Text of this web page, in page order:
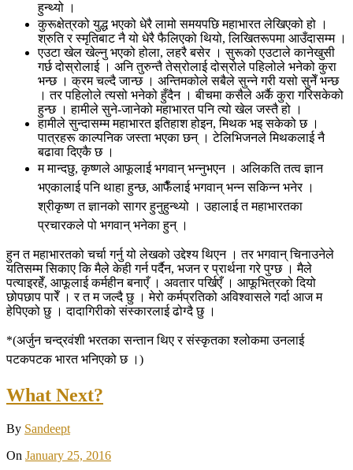
हुन्थ्यो ।
कुरूक्षेत्रको युद्ध भएको धेरै लामो समयपछि महाभारत लेखिएको हो ।
श्रुति र स्मृतिबाट नै यो धेरै फैलिएको थियो, लिखितरूपमा आउँदासम्म ।
एउटा खेल खेल्नु भएको होला, लहरै बसेर । सुरूको एउटाले कानेखुसी
गर्छ दोस्रोलाई । अनि तुरुन्तै तेस्रोलाई दोस्रोले पहिलोले भनेको कुरा
भन्छ । क्रम चल्दै जान्छ । अन्तिमकोले सबैले सुन्ने गरी यसो सुनेँ भन्छ
। तर पहिलोले त्यसो भनेको हुँदैन । बीचमा कसैले अर्कै कुरा गरिसकेको
हुन्छ । हामीले सुने-जानेको महाभारत पनि त्यो खेल जस्तै हो ।
हामीले सुन्दासम्म महाभारत इतिहाश होइन, मिथक भइ सकेको छ ।
पात्रहरू काल्पनिक जस्ता भएका छन् । टेलिभिजनले मिथकलाई नै
बढावा दिएकै छ ।
म मान्दछु, कृष्णले आफूलाई भगवान् भन्नुभएन । अलिकति तत्व ज्ञान
भएकालाई पनि थाहा हुन्छ, आफैँलाई भगवान् भन्न सकिन्न भनेर ।
श्रीकृष्ण त ज्ञानको सागर हुनुहुन्थ्यो । उहालाई त महाभारतका
प्रचारकले पो भगवान् भनेका हुन् ।
हुन त महाभारतको चर्चा गर्नु यो लेखको उद्देश्य थिएन । तर भगवान् चिनाउनेले
यतिसम्म सिकाए कि मैले केही गर्न पर्दैन, भजन र प्रार्थना गरे पुग्छ । मैले
पत्याइरहेँ, आफूलाई कर्महीन बनाएँ । अवतार पर्खिएँ । आफूभित्रको दियो
छोपछाप पारेँ । र त म जल्दै छु । मेरो कर्मप्रतिको अविश्वासले गर्दा आज म
हेपिएको छु । दादागिरीको संस्कारलाई ढोग्दै छु ।
*(अर्जुन चन्द्रवंशी भरतका सन्तान थिए र संस्कृतका श्लोकमा उनलाई
पटकपटक भारत भनिएको छ ।)
What Next?
By Sandeept
On January 25, 2016